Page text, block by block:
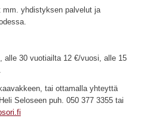
yhdistyksen palvelut ja
alle 30 vuotiailta 12 €/vuosi, alle 15
tai ottamalla yhteyttä
Seloseen puh. 050 377 3355 tai